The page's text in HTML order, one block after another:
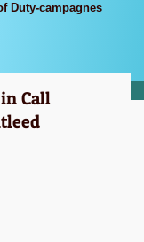
Duty-campagnes
Call